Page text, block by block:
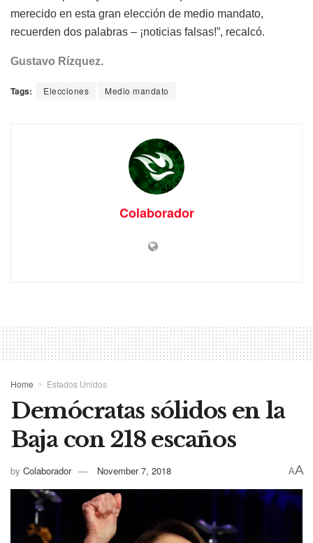
merecido en esta gran elección de medio mandato,
recuerden dos palabras – ¡noticias falsas!”, recalcó.
Gustavo Rízquez.
Tags: Elecciones Medio mandato
Colaborador
Home Estados Unidos
Demócratas sólidos en la
Baja con 218 escaños
by Colaborador November 7, 2018 AA